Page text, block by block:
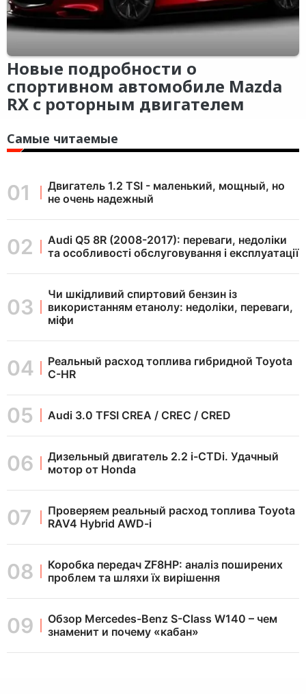
Новые подробности о
спортивном автомобиле Mazda
RX c роторным двигателем
Самые читаемые
Двигатель 1.2 TSI - маленький, мощный, но
не очень надежный
Audi Q5 8R (2008-2017): переваги, недоліки
та особливості обслуговування і експлуатації
Чи шкідливий спиртовий бензин із
використанням етанолу: недоліки, переваги,
міфи
Реальный расход топлива гибридной Toyota
C-HR
Audi 3.0 TFSI CREA / CREC / CRED
Дизельный двигатель 2.2 i-CTDi. Удачный
мотор от Honda
Проверяем реальный расход топлива Toyota
RAV4 Hybrid AWD-i
Коробка передач ZF8HP: аналіз поширених
проблем та шляхи їх вирішення
Обзор Mercedes-Benz S-Class W140 – чем
знаменит и почему «кабан»